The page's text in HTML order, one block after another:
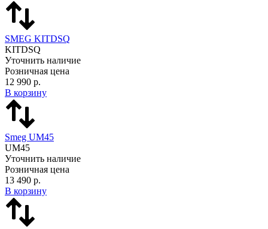
SMEG KITDSQ
KITDSQ
Уточнить наличие
Розничная цена
12 990 р.
В корзину
Smeg UM45
UM45
Уточнить наличие
Розничная цена
13 490 р.
В корзину